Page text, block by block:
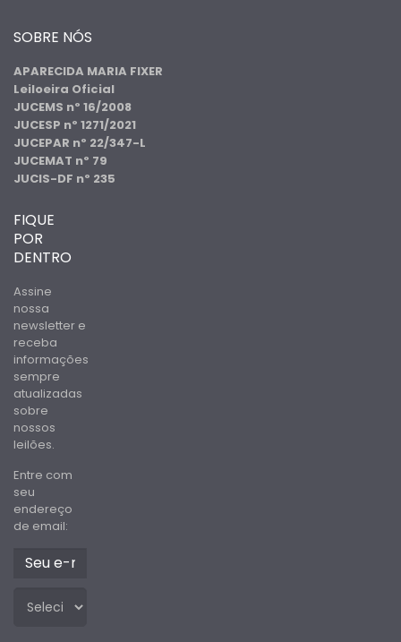
SOBRE NÓS
APARECIDA MARIA FIXER
Leiloeira Oficial
JUCEMS nº 16/2008
JUCESP nº 1271/2021
JUCEPAR nº 22/347-L
JUCEMAT nº 79
JUCIS-DF nº 235
FIQUE
POR
DENTRO
Assine
nossa
newsletter e
receba
informações
sempre
atualizadas
sobre
nossos
leilões.
Entre com
seu
endereço
de email: